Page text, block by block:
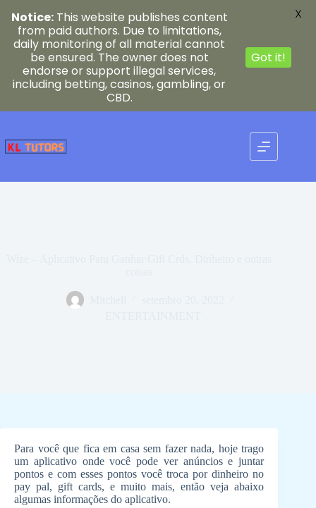
conteúdo
Para você que fica em casa sem fazer nada, hoje trago
um aplicativo onde você pode ver anúncios e juntar
pontos e com esses pontos você troca por dinheiro no
pay pal, gift cards, e muito mais, então veja abaixo
algumas informações do aplicativo.
Notice:This website publishes content
from paid authors. Due to limitations,
daily monitoring of all material cannot
be ensured. The owner does not
endorse or support illegal services,
including betting, casinos, gambling, or
CBD.
Got it!
X